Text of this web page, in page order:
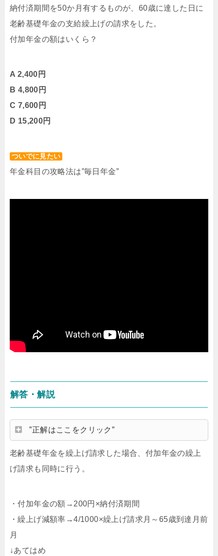
納付済期間を50か月有するものが、60歳に達した日に
老齢基礎年金の支給繰上げの請求をした。
付加年金の額はいくら？
A 2,400円
B 4,800円
C 7,600円
D 15,200円
ついでに見たい
年金科目の攻略法は”毎日年金”
解答・解説
”正解はここをクリック”
老齢基礎年金を繰上げ請求した場合、付加年金の繰上
げ請求も同時に行う。
・付加年金の額→200円×納付済期間
・繰上げ減額率→4/1000×繰上げ請求月～65歳到達月前
月
↓あてはめ